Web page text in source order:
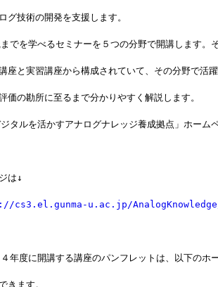
グ技術の開発を支援します。
でを学べるセミナーを５つの分野で開講します。
座と実習講座から構成されていて、その分野で活
価の勘所に至るまで分かりやすく解説します。
タルを活かすアナログナレッジ養成拠点」ホーム
は↓
cs3.el.gunma-u.ac.jp/
年度に開講する講座のパンフレットは、以下のホ
きます。